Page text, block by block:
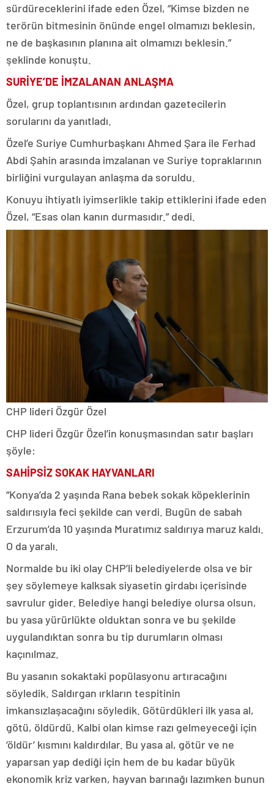
sürdüreceklerini ifade eden Özel, “Kimse bizden ne
terörün bitmesinin önünde engel olmamızı beklesin,
ne de başkasının planına ait olmamızı beklesin.”
şeklinde konuştu.
SURİYE’DE İMZALANAN ANLAŞMA
Özel, grup toplantısının ardından gazetecilerin
sorularını da yanıtladı.
Özel’e Suriye Cumhurbaşkanı Ahmed Şara ile Ferhad
Abdi Şahin arasında imzalanan ve Suriye topraklarının
birliğini vurgulayan anlaşma da soruldu.
Konuyu ihtiyatlı iyimserlikle takip ettiklerini ifade eden
Özel, “Esas olan kanın durmasıdır.” dedi.
CHP lideri Özgür Özel
CHP lideri Özgür Özel’in konuşmasından satır başları
şöyle:
SAHİPSİZ SOKAK HAYVANLARI
“Konya’da 2 yaşında Rana bebek sokak köpeklerinin
saldırısıyla feci şekilde can verdi. Bugün de sabah
Erzurum’da 10 yaşında Muratımız saldırıya maruz kaldı.
O da yaralı.
Normalde bu iki olay CHP’li belediyelerde olsa ve bir
şey söylemeye kalksak siyasetin girdabı içerisinde
savrulur gider. Belediye hangi belediye olursa olsun,
bu yasa yürürlükte olduktan sonra ve bu şekilde
uygulandıktan sonra bu tip durumların olması
kaçınılmaz.
Bu yasanın sokaktaki popülasyonu artıracağını
söyledik. Saldırgan ırkların tespitinin
imkansızlaşacağını söyledik. Götürdükleri ilk yasa al,
götü, öldürdü. Kalbi olan kimse razı gelmeyeceği için
‘öldür’ kısmını kaldırdılar. Bu yasa al, götür ve ne
yaparsan yap dediği için hem de bu kadar büyük
ekonomik kriz varken, hayvan barınağı lazımken bunun